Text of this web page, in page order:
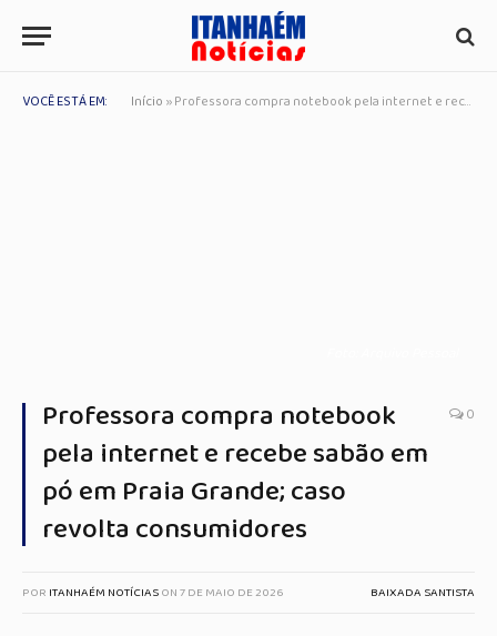
VOCÊ ESTÁ EM: Início »Professora compra notebook pela internet e recebe sabão em pó em Praia Grande; caso revolta consumidores
Professora compra notebook
pela internet e recebe sabão em
pó em Praia Grande; caso
revolta consumidores
0
POR ITANHAÉM NOTÍCIASON7 DE MAIO DE 2026 BAIXADA SANTISTA